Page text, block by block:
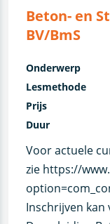
Beton- en
BV/BmS
Voor actuele
zie https://
Inschrijven kan
Onderwerp
Lesmethode
Prijs
Duur